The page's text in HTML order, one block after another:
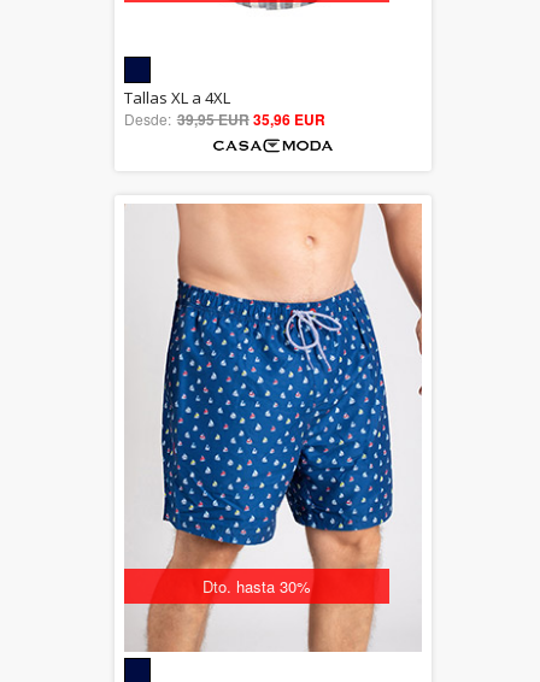
5.00
out of 5
Tallas XL a 4XL
Desde: 39,95 EUR35,96 EUR
Dto. hasta 30%